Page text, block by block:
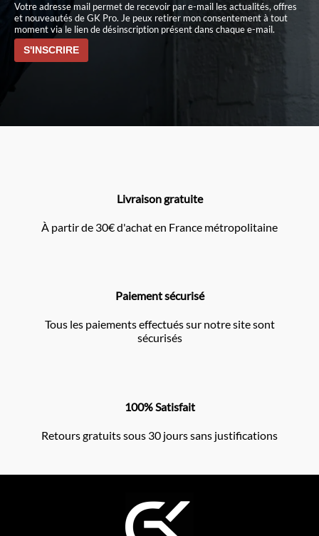
Votre adresse mail permet de recevoir par e-mail les actualités, offres
et nouveautés de GK Pro. Je peux retirer mon consentement à tout
moment via le lien de désinscription présent dans chaque e-mail.
Livraison gratuite
À partir de 30€ d'achat en France métropolitaine
Paiement sécurisé
Tous les paiements effectués sur notre site sont
sécurisés
100% Satisfait
Retours gratuits sous 30 jours sans justifications